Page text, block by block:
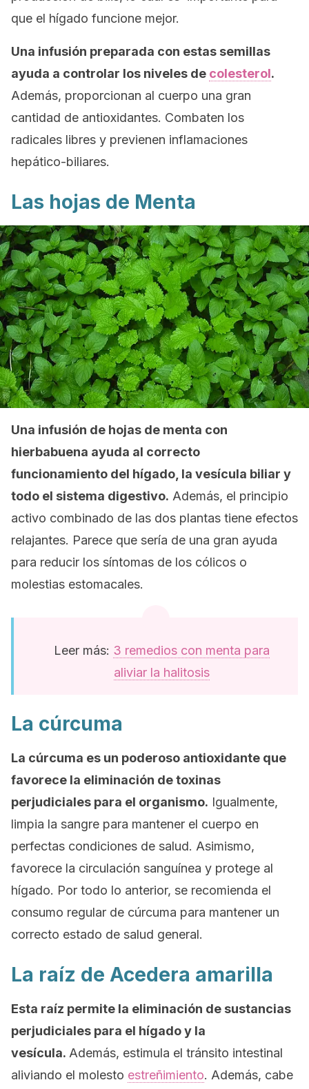
que el hígado funcione mejor.
Una infusión preparada con estas semillas
ayuda a controlar los niveles de colesterol.
Además, proporcionan al cuerpo una gran
cantidad de antioxidantes. Combaten los
radicales libres y previenen inflamaciones
hepático-biliares.
Las hojas de Menta
Una infusión de hojas de menta con
hierbabuena ayuda al correcto
funcionamiento del hígado, la vesícula biliar y
todo el sistema digestivo. Además, el principio
activo combinado de las dos plantas tiene efectos
relajantes. Parece que sería de una gran ayuda
para reducir los síntomas de los cólicos o
molestias estomacales.
Leer más: 3 remedios con menta para
aliviar la halitosis
La cúrcuma
La cúrcuma es un poderoso antioxidante que
favorece la eliminación de toxinas
perjudiciales para el organismo. Igualmente,
limpia la sangre para mantener el cuerpo en
perfectas condiciones de salud. Asimismo,
favorece la circulación sanguínea y protege al
hígado. Por todo lo anterior, se recomienda el
consumo regular de cúrcuma para mantener un
correcto estado de salud general.
La raíz de Acedera amarilla
Esta raíz permite la eliminación de sustancias
perjudiciales para el hígado y la
vesícula. Además, estimula el tránsito intestinal
aliviando el molesto estreñimiento. Además, cabe